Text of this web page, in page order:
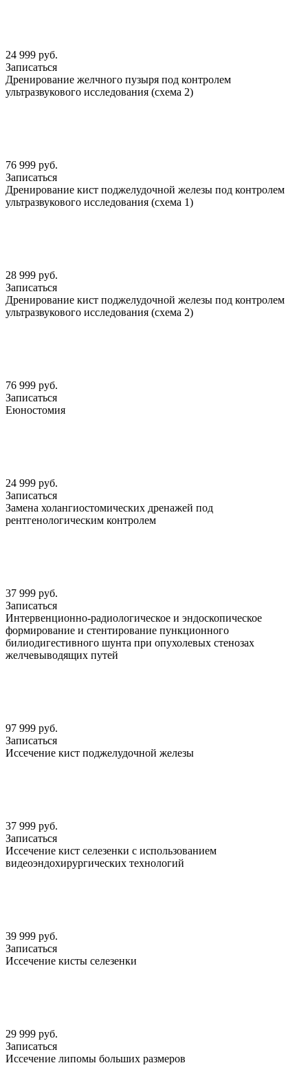
24 999 руб.
Записаться
Дренирование желчного пузыря под контролем
ультразвукового исследования (схема 2)
76 999 руб.
Записаться
Дренирование кист поджелудочной железы под контролем
ультразвукового исследования (схема 1)
28 999 руб.
Записаться
Дренирование кист поджелудочной железы под контролем
ультразвукового исследования (схема 2)
76 999 руб.
Записаться
Еюностомия
24 999 руб.
Записаться
Замена холангиостомических дренажей под
рентгенологическим контролем
37 999 руб.
Записаться
Интервенционно-радиологическое и эндоскопическое
формирование и стентирование пункционного
билиодигестивного шунта при опухолевых стенозах
желчевыводящих путей
97 999 руб.
Записаться
Иссечение кист поджелудочной железы
37 999 руб.
Записаться
Иссечение кист селезенки с использованием
видеоэндохирургических технологий
39 999 руб.
Записаться
Иссечение кисты селезенки
29 999 руб.
Записаться
Иссечение липомы больших размеров